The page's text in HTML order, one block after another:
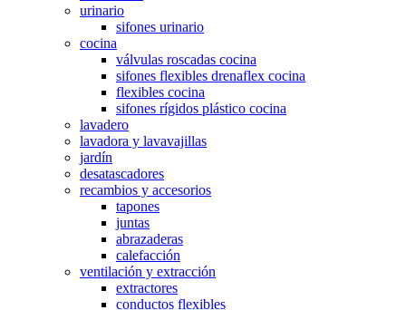
urinario
sifones urinario
cocina
válvulas roscadas cocina
sifones flexibles drenaflex cocina
flexibles cocina
sifones rígidos plástico cocina
lavadero
lavadora y lavavajillas
jardín
desatascadores
recambios y accesorios
tapones
juntas
abrazaderas
calefacción
ventilación y extracción
extractores
conductos flexibles